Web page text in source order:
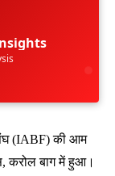
(IABF) की आम
करोल बाग में हुआ।